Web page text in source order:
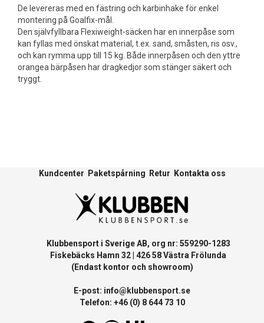
De levereras med en fästring och karbinhake för enkel
montering på Goalfix-mål.
Den självfyllbara Flexiweight-säcken har en innerpåse som
kan fyllas med önskat material, t.ex. sand, småsten, ris osv.,
och kan rymma upp till 15 kg. Både innerpåsen och den yttre
orangea bärpåsen har dragkedjor som stänger säkert och
tryggt.
Kundcenter Paketspårning Retur Kontakta oss
Klubbensport i Sverige AB, org nr: 559290-1283
Fiskebäcks Hamn 32 | 426 58 Västra Frölunda
(Endast kontor och showroom)
E-post: info@klubbensport.se
Telefon: +46 (0) 8 644 73 10